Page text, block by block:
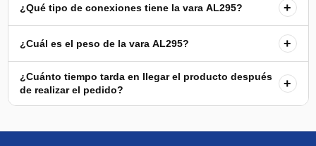
¿Qué tipo de conexiones tiene la vara AL295? +
¿Cuál es el peso de la vara AL295? +
¿Cuánto tiempo tarda en llegar el producto después
de realizar el pedido?
+